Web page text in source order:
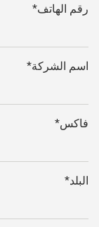
رقم الهاتف*
اسم الشركة*
فاكس*
البلد*